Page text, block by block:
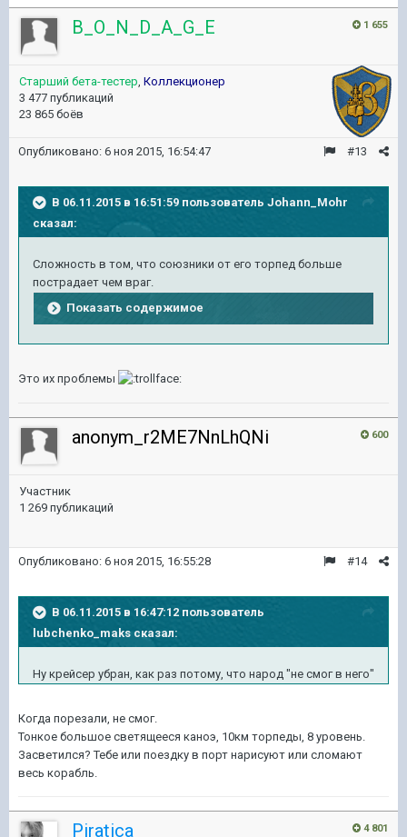
1 655
B_O_N_D_A_G_E
Старший бета-тестер Коллекционер
3 477 публикаций
23 865 боёв
#13
Опубликовано: 6 ноя 2015, 16:54:47
В 06.11.2015 в 16:51:59 пользователь Johann_Mohr
сказал:
Сложность в том, что союзники от его торпед больше
пострадает чем враг.
Показать содержимое
Это их проблемы
600
anonym_r2ME7NnLhQNi
Участник
1 269 публикаций
#14
Опубликовано: 6 ноя 2015, 16:55:28
В 06.11.2015 в 16:47:12 пользователь
lubchenko_maks сказал:
Ну крейсер убран, как раз потому, что народ "не смог в него"
Когда порезали, не смог.
Тонкое большое светящееся каноэ, 10км торпеды, 8 уровень.
Засветился? Тебе или поездку в порт нарисуют или сломают
весь корабль.
4 801
Piratica